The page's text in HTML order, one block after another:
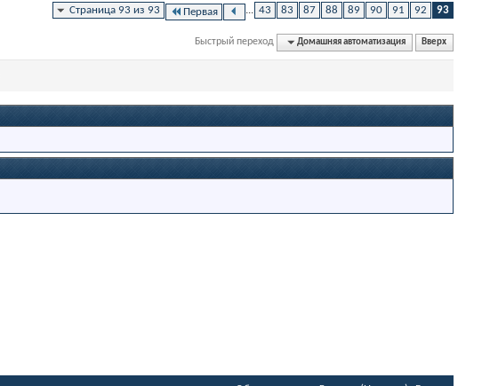
Страница 93 из 93 Первая ... 43 83 87 88 89 90 91 92 93
Быстрый переход Домашняя автоматизация Вверх